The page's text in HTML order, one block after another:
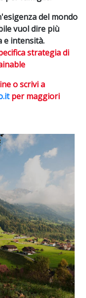
del mondo
vuol dire più
e intensità.
strategia di
o scrivi a
per maggiori